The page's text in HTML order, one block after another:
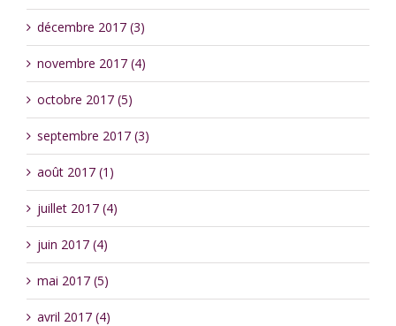
décembre 2017 (3)
novembre 2017 (4)
octobre 2017 (5)
septembre 2017 (3)
août 2017 (1)
juillet 2017 (4)
juin 2017 (4)
mai 2017 (5)
avril 2017 (4)